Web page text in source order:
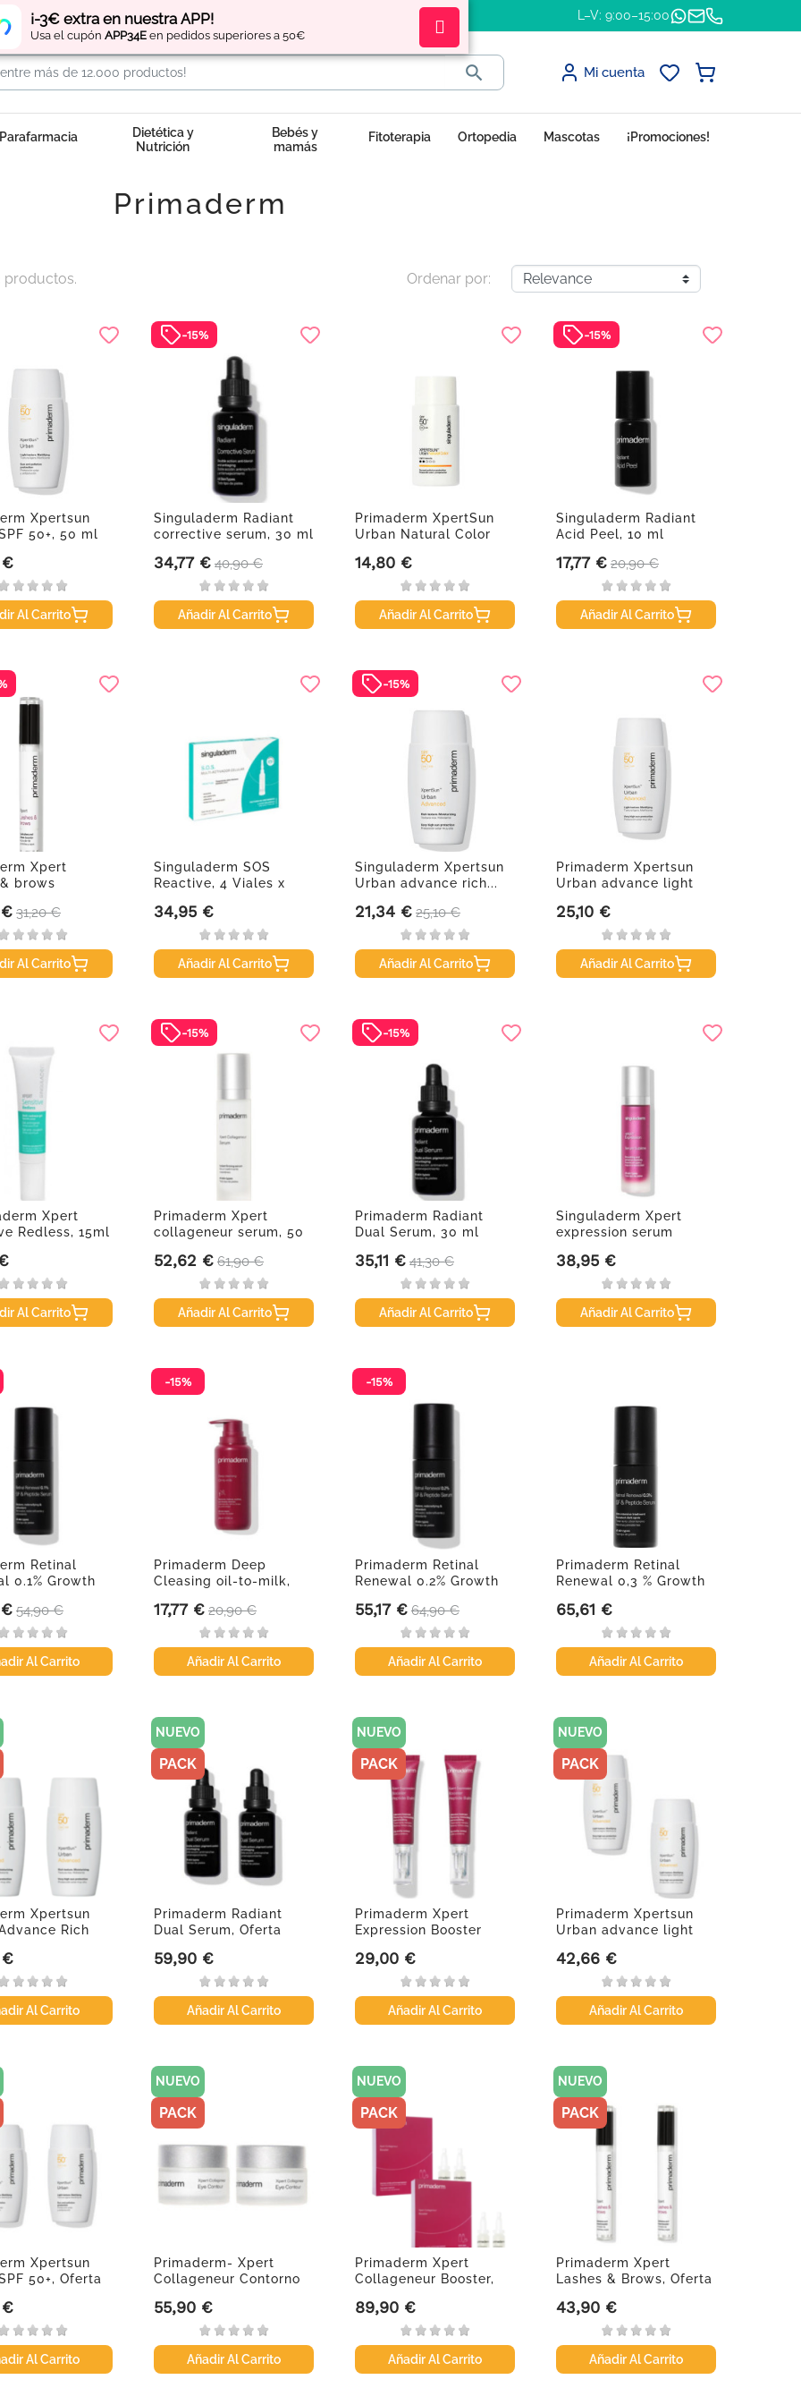
¡-3€ extra en nuestra APP!
Usa el cupón APP34E en pedidos superiores a 50€
Regístratey obtén L–V: 9:00–15:00
 Mi cuenta
Parafarmacia
Dietética y
Nutrición
Bebés y
mamás
Fitoterapia Ortopedia Mascotas ¡Promociones!
Primaderm
productos. Ordenar por:
Xpertsun
50+, 50 ml
€
Al Carrito
Singuladerm Radiant
corrective serum, 30 ml
Precio
34,77 € Precio base
40,90 €
Añadir Al Carrito
-15%
Primaderm XpertSun
Urban Natural Color
Precio
14,80 €
Añadir Al Carrito
Singuladerm Radiant
Acid Peel, 10 ml
Precio
17,77 € Precio base
20,90 €
Añadir Al Carrito
-15%
Xpert
brows
Precio base
31,20 €
Al Carrito
Singuladerm SOS
Reactive, 4 Viales x
Precio
34,95 €
Añadir Al Carrito
Singuladerm Xpertsun
Urban advance rich...
Precio
21,34 € Precio base
25,10 €
Añadir Al Carrito
-15%
Primaderm Xpertsun
Urban advance light
Precio
25,10 €
Añadir Al Carrito
Xpert
Redless, 15ml
Al Carrito
Primaderm Xpert
collageneur serum, 50
Precio
52,62 € Precio base
61,90 €
Añadir Al Carrito
-15%
Primaderm Radiant
Dual Serum, 30 ml
Precio
35,11 € Precio base
41,30 €
Añadir Al Carrito
-15%
Singuladerm Xpert
expression serum
Precio
38,95 €
Añadir Al Carrito
Retinal
0.1% Growth
Precio base
54,90 €
Al Carrito
Primaderm Deep
Cleasing oil-to-milk,
Precio
17,77 € Precio base
20,90 €
Añadir Al Carrito
-15%
Primaderm Retinal
Renewal 0.2% Growth
Precio
55,17 € Precio base
64,90 €
Añadir Al Carrito
-15%
Primaderm Retinal
Renewal 0,3 % Growth
Precio
65,61 €
Añadir Al Carrito
Xpertsun
Rich
€
Al Carrito
Primaderm Radiant
Dual Serum, Oferta
Precio
59,90 €
Añadir Al Carrito
NUEVO
PACK
Primaderm Xpert
Expression Booster
Precio
29,00 €
Añadir Al Carrito
NUEVO
PACK
Primaderm Xpertsun
Urban advance light
Precio
42,66 €
Añadir Al Carrito
NUEVO
PACK
Xpertsun
50+, Oferta
€
Al Carrito
Primaderm- Xpert
Collageneur Contorno
Precio
55,90 €
Añadir Al Carrito
NUEVO
PACK
Primaderm Xpert
Collageneur Booster,
Precio
89,90 €
Añadir Al Carrito
NUEVO
PACK
Primaderm Xpert
Lashes & Brows, Oferta
Precio
43,90 €
Añadir Al Carrito
NUEVO
PACK